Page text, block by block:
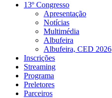
13º Congresso
Apresentação
Notícias
Multimédia
Albufeira
Albufeira, CED 2026
Inscrições
Streaming
Programa
Preletores
Parceiros